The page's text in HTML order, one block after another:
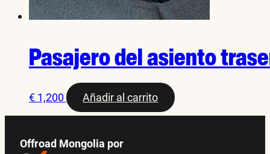
Pasajero del asiento
€ 1,200 Añadir al carrito
Offroad Mongolia por